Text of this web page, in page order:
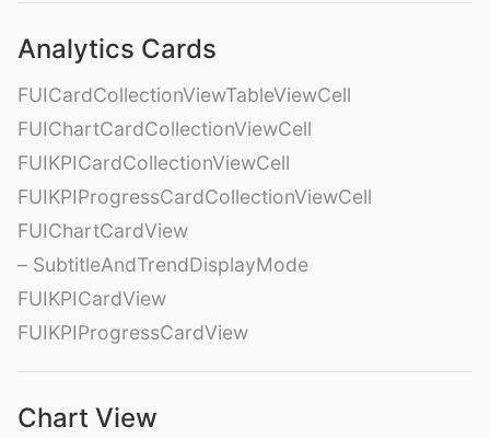
Analytics Cards
FUICardCollectionViewTableViewCell
FUIChartCardCollectionViewCell
FUIKPICardCollectionViewCell
FUIKPIProgressCardCollectionViewCell
FUIChartCardView
– SubtitleAndTrendDisplayMode
FUIKPICardView
FUIKPIProgressCardView
Chart View